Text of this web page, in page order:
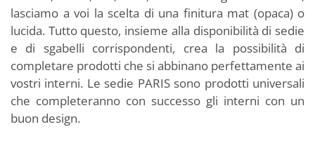
lasciamo a voi la scelta di una finitura mat (opaca) o
lucida. Tutto questo, insieme alla disponibilità di sedie
e di sgabelli corrispondenti, crea la possibilità di
completare prodotti che si abbinano perfettamente ai
vostri interni. Le sedie PARIS sono prodotti universali
che completeranno con successo gli interni con un
buon design.